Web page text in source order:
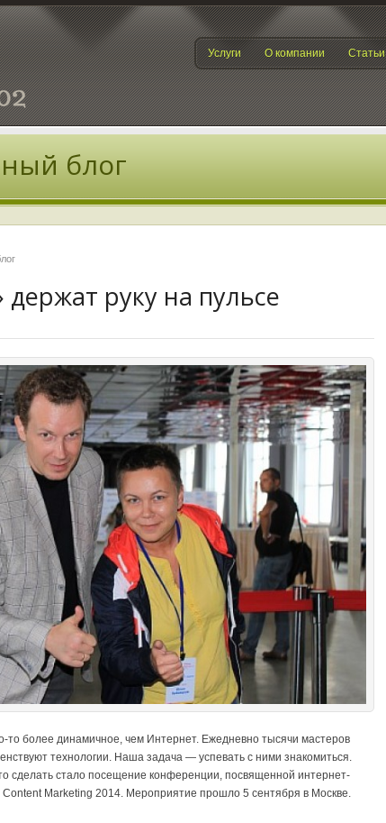
Услуги О компании Статьи
блог
руку на пульсе
то более динамичное, чем Интернет. Ежедневно тысячи мастеров
технологии. Наша задача — успевать с ними знакомиться.
сделать стало посещение конференции, посвященной интернет-
Content Marketing 2014. Мероприятие прошло 5 сентября в Москве.